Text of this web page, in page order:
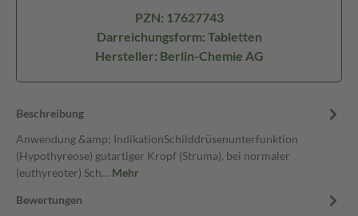
PZN: 17627743
Darreichungsform: Tabletten
Hersteller: Berlin-Chemie AG
Beschreibung
Anwendung &amp; IndikationSchilddrüsenunterfunktion
(Hypothyreose) gutartiger Kropf (Struma), bei normaler
(euthyreoter) Sch… Mehr
Bewertungen